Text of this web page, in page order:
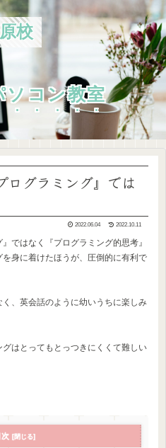
校
ソコン教室
ログラミング』では
2022.06.04 2022.10.11
ではなく『プログラミング的思考』
身に着けたほうが、圧倒的に有利で
、英会話のように幼いうちに楽しみ
グはとってもとっつきにくくて難しい
次